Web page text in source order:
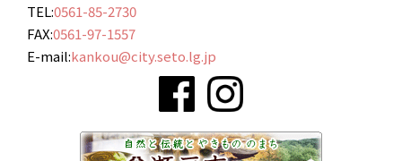
TEL:0561-85-2730
FAX:0561-97-1557
E-mail:kankou@city.seto.lg.jp